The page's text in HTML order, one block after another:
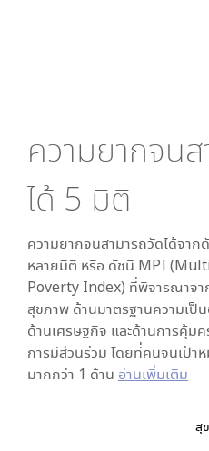
ความยากจน
ได้ 5 มิติ
ความยากจนสามารถวัดได้จา
หลายมิติ หรือ ดัชนี MPI
Poverty Index) ที่พิจารณาจา
สุขภาพ ด้านมาตรฐานความเป็
ด้านเศรษฐกิจ และด้านการคุ้ม
การมีส่วนร่วม โดยที่คนจนเป้า
มากกว่า 1 ด้าน อ่านเพิ่มเติม
สุ